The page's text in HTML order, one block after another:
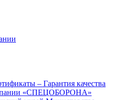
– Гарантия качества
«СПЕЦОБОРОНА»